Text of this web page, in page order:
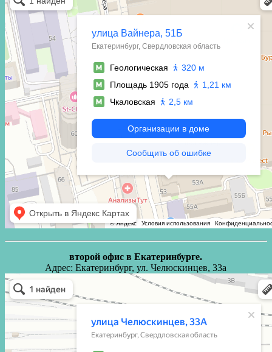
второй офис в Екатеринбурге.
Адрес: Екатеринбург, ул. Челюскинцев, 33а